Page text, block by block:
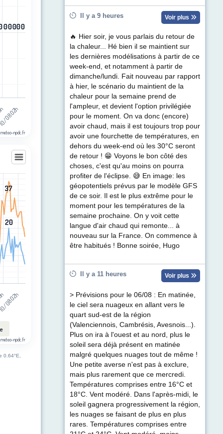
de précipitations (mm). Data ranges from -0.5 to 0.5.
0
00
00
00
00
0
08 02h
meteo-npdc.fr
(km/h). Data ranges from 1 to 37.
20
20
37
37
08 02h
meteo-npdc.fr
0.64°E,
Il y a 9 heures Voir plus
🔥 Hier soir, je vous parlais du retour de
la chaleur... Hé bien il se maintient sur
les dernières modélisations à partir de ce
week-end, et notamment à partir de
dimanche/lundi. Fait nouveau par rapport
à hier, le scénario du maintient de la
chaleur pour la semaine prend de
l'ampleur, et devient l'option privilégiée
pour le moment. On va donc (encore)
avoir chaud, mais il est toujours trop pour
avoir une fourchette de températures, en
dehors du week-end où les 30°C seront
de retour ! 😁 Voyons le bon côté des
choses, c'est qu'au moins on pourra
profiter de l'éclipse. 😅 En image: les
géopotentiels prévus par le modèle GFS
de ce soir. Il est le plus extrême pour le
moment pour les températures de la
semaine prochaine. On y voit cette
langue d'air chaud qui remonte... à
nouveau sur la France. On commence à
être habitués ! Bonne soirée, Hugo
Il y a 11 heures Voir plus
> Prévisions pour le 06/08 : En matinée,
le ciel sera nuageux en allant vers le
quart sud-est de la région
(Valenciennois, Cambrésis, Avesnois...).
Plus on ira à l'ouest et au nord, plus le
soleil sera déjà présent en matinée
malgré quelques nuages tout de même !
Une petite averse n'est pas à exclure,
mais plus rarement que ce mercredi.
Températures comprises entre 16°C et
18°C. Vent modéré. Dans l'après-midi, le
soleil gagnera progressivement la région,
les nuages se faisant de plus en plus
rares. Températures comprises entre